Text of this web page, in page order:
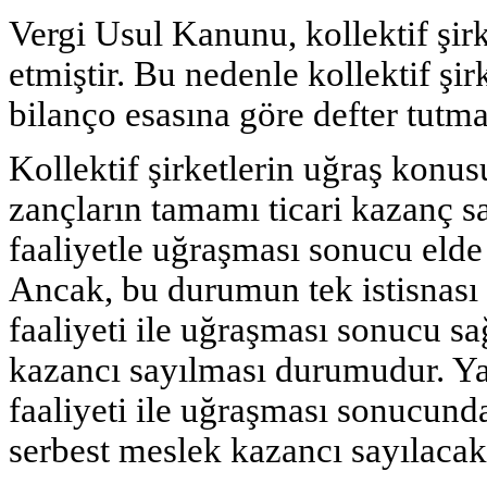
Vergi Usul Kanunu, kollektif
etmiştir. Bu nedenle kollektif
bilanço esasına göre defter
Kollektif şirketlerin uğraş
zançların tamamı ticari kazanç
faaliyetle uğraşması sonucu
Ancak, bu durumun tek
faaliyeti ile uğraşması sonucu
kazancı sayılması durumudur.
faaliyeti ile uğraşması
serbest meslek kazancı